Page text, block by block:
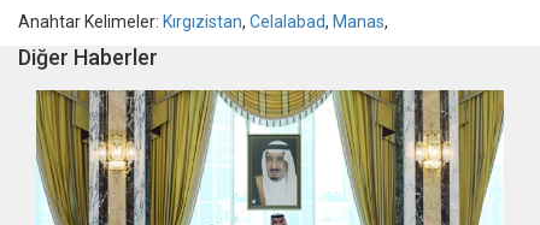
Anahtar Kelimeler: Kırgızistan, Celalabad, Manas,
Diğer Haberler